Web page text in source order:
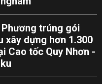
trúng gói
xây dựng hơn 1.300
Cao tốc Quy Nhơn -